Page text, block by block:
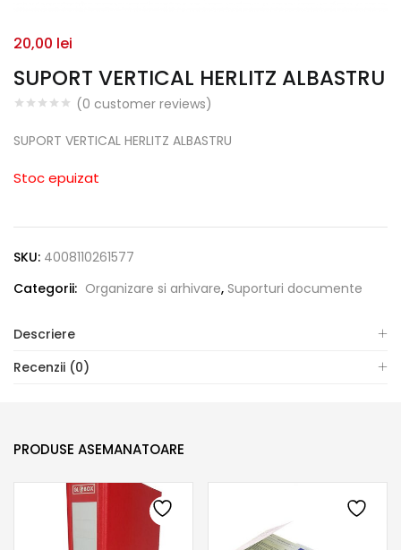
SUPORT VERTICAL HERLITZ ALBASTRU
(0 customer reviews)
20,00 lei
SUPORT VERTICAL HERLITZ ALBASTRU
Stoc epuizat
SKU: 4008110261577
Categorii: Organizare si arhivare, Suporturi documente
Descriere
Recenzii (0)
PRODUSE ASEMANATOARE